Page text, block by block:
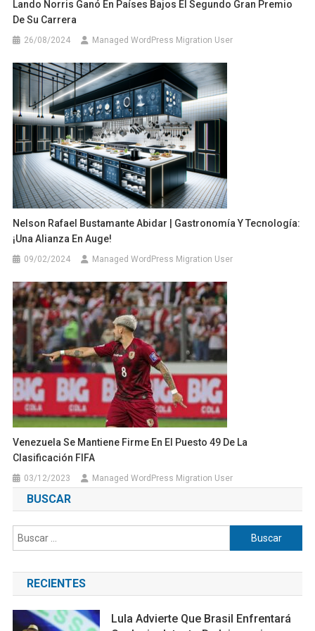
Lando Norris Ganó En Países Bajos El Segundo Gran Premio
De Su Carrera
26/08/2024 Managed WordPress Migration User
Nelson Rafael Bustamante Abidar | Gastronomía Y Tecnología:
¡Una Alianza En Auge!
09/02/2024 Managed WordPress Migration User
Venezuela Se Mantiene Firme En El Puesto 49 De La
Clasificación FIFA
03/12/2023 Managed WordPress Migration User
BUSCAR
Buscar:
RECIENTES
Lula Advierte Que Brasil Enfrentará